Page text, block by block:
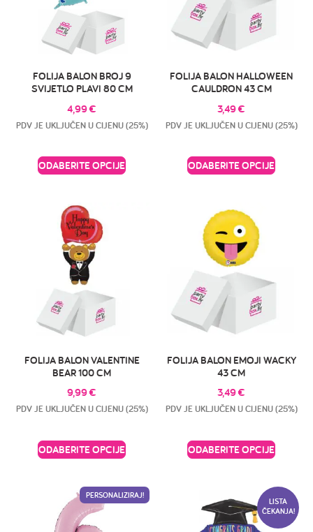
FOLIJA BALON BROJ 9
SVIJETLO PLAVI 80 CM
4,99€
PDV JE UKLJUČEN U CIJENU (25%)
ODABERITE OPCIJE
FOLIJA BALON HALLOWEEN
CAULDRON 43 CM
3,49€
PDV JE UKLJUČEN U CIJENU (25%)
ODABERITE OPCIJE
FOLIJA BALON VALENTINE
BEAR 100 CM
9,99€
PDV JE UKLJUČEN U CIJENU (25%)
ODABERITE OPCIJE
FOLIJA BALON EMOJI WACKY
43 CM
3,49€
PDV JE UKLJUČEN U CIJENU (25%)
ODABERITE OPCIJE
PERSONALIZIRAJ!
LISTA
ČEKANJA!